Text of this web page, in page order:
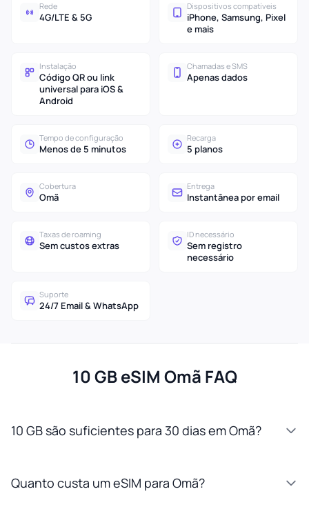
Rede
4G/LTE & 5G
Dispositivos compatíveis
iPhone, Samsung, Pixel
e mais
Instalação
Código QR ou link
universal para iOS &
Android
Chamadas e SMS
Apenas dados
Tempo de configuração
Menos de 5 minutos
Recarga
5 planos
Cobertura
Omã
Entrega
Instantânea por email
Taxas de roaming
Sem custos extras
ID necessário
Sem registro
necessário
Suporte
24/7 Email & WhatsApp
10 GB eSIM Omã FAQ
10 GB são suficientes para 30 dias em Omã?
Quanto custa um eSIM para Omã?